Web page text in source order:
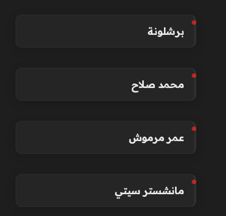
برشلونة
محمد صلاح
عمر مرموش
مانشستر سيتي